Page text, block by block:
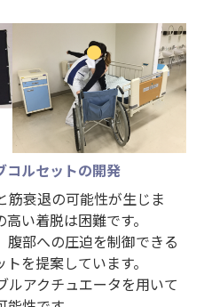
コルセットの開発
筋衰退の可能性が生じま
い着脱は困難です。
部への圧迫を制御できる
を提案しています。
アクチュエータを用いて